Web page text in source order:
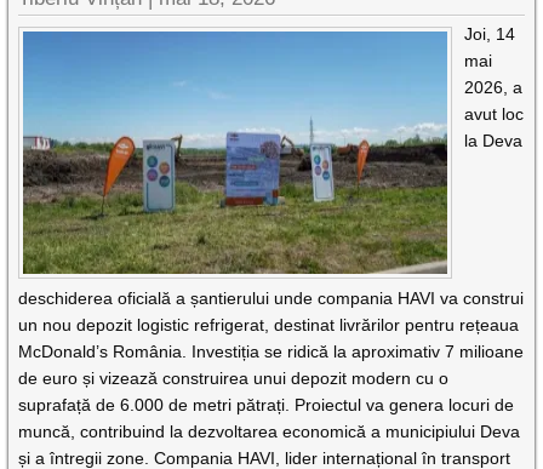
Joi, 14
mai
2026, a
avut loc
la Deva
deschiderea oficială a șantierului unde compania HAVI va construi
un nou depozit logistic refrigerat, destinat livrărilor pentru rețeaua
McDonald’s România. Investiția se ridică la aproximativ 7 milioane
de euro și vizează construirea unui depozit modern cu o
suprafață de 6.000 de metri pătrați. Proiectul va genera locuri de
muncă, contribuind la dezvoltarea economică a municipiului Deva
și a întregii zone. Compania HAVI, lider internațional în transport